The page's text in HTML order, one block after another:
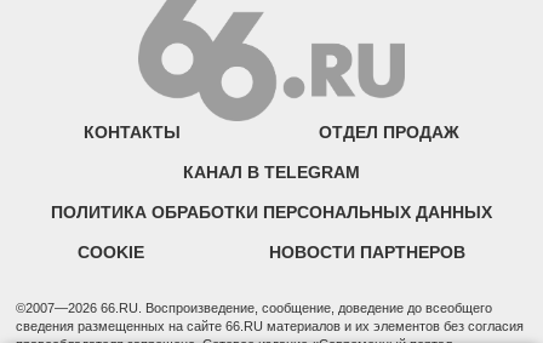
КОНТАКТЫ ОТДЕЛ ПРОДАЖ
КАНАЛ В TELEGRAM
ПОЛИТИКА ОБРАБОТКИ ПЕРСОНАЛЬНЫХ ДАННЫХ
COOKIE НОВОСТИ ПАРТНЕРОВ
©2007—2026 66.RU. Воспроизведение, сообщение, доведение до всеобщего
сведения размещенных на сайте 66.RU материалов и их элементов без согласия